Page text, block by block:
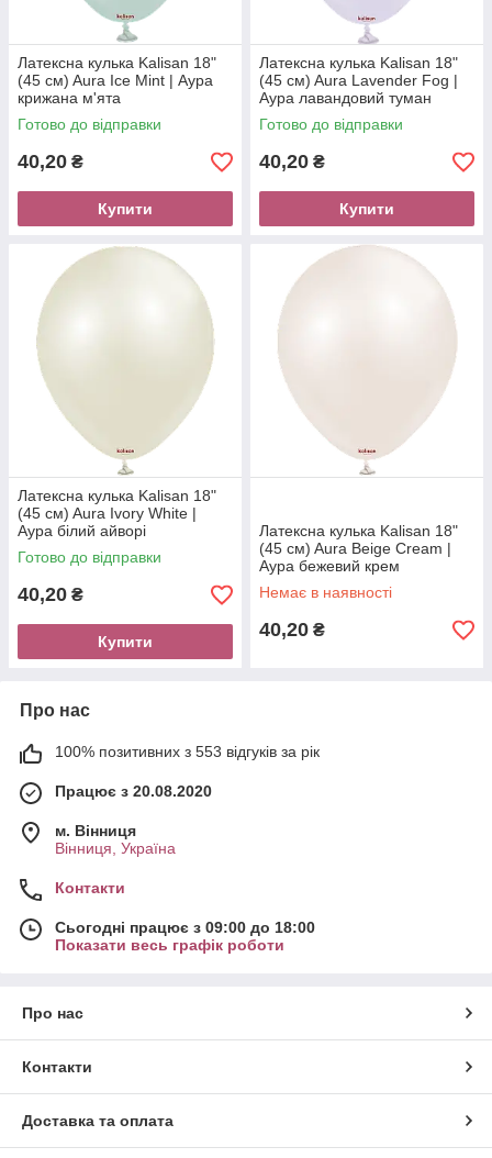
Латексна кулька Kalisan 18"
(45 см) Aura Ice Mint | Аура
крижана м'ята
Готово до відправки
40,20 ₴
Купити
Латексна кулька Kalisan 18"
(45 см) Aura Lavender Fog |
Аура лавандовий туман
Готово до відправки
40,20 ₴
Купити
Латексна кулька Kalisan 18"
(45 см) Aura Ivory White |
Аура білий айворі
Готово до відправки
40,20 ₴
Купити
Латексна кулька Kalisan 18"
(45 см) Aura Beige Cream |
Аура бежевий крем
Немає в наявності
40,20 ₴
Про нас
100% позитивних з 553 відгуків за рік
Працює з 20.08.2020
м. Вінниця
Вінниця, Україна
Контакти
Сьогодні працює з 09:00 до 18:00
Показати весь графік роботи
Про нас
Контакти
Доставка та оплата